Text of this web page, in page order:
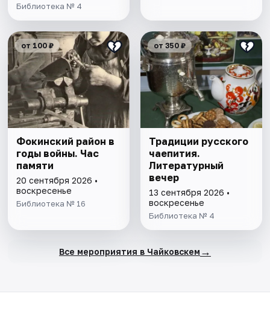
Библиотека № 4
от 100 ₽
Фокинский район в
годы войны. Час
памяти
20 сентября 2026 •
воскресенье
Библиотека № 16
от 350 ₽
Традиции русского
чаепития.
Литературный
вечер
13 сентября 2026 •
воскресенье
Библиотека № 4
Все мероприятия в Чайковскем →